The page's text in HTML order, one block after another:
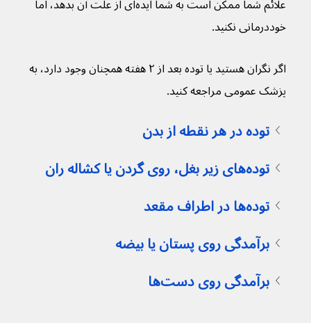
علائم شما ممکن است به شما ایده‌ای از علت آن بدهد، اما
خوددرمانی نکنید.
اگر نگران هستید یا توده بعد از ۲ هفته همچنان وجود دارد، به
پزشک عمومی مراجعه کنید.
توده در هر نقطه از بدن
توده‌های زیر بغل، روی گردن یا کشاله ران
توده‌ها در اطراف مقعد
برآمدگی روی پستان یا بیضه
برآمدگی روی دست‌ها